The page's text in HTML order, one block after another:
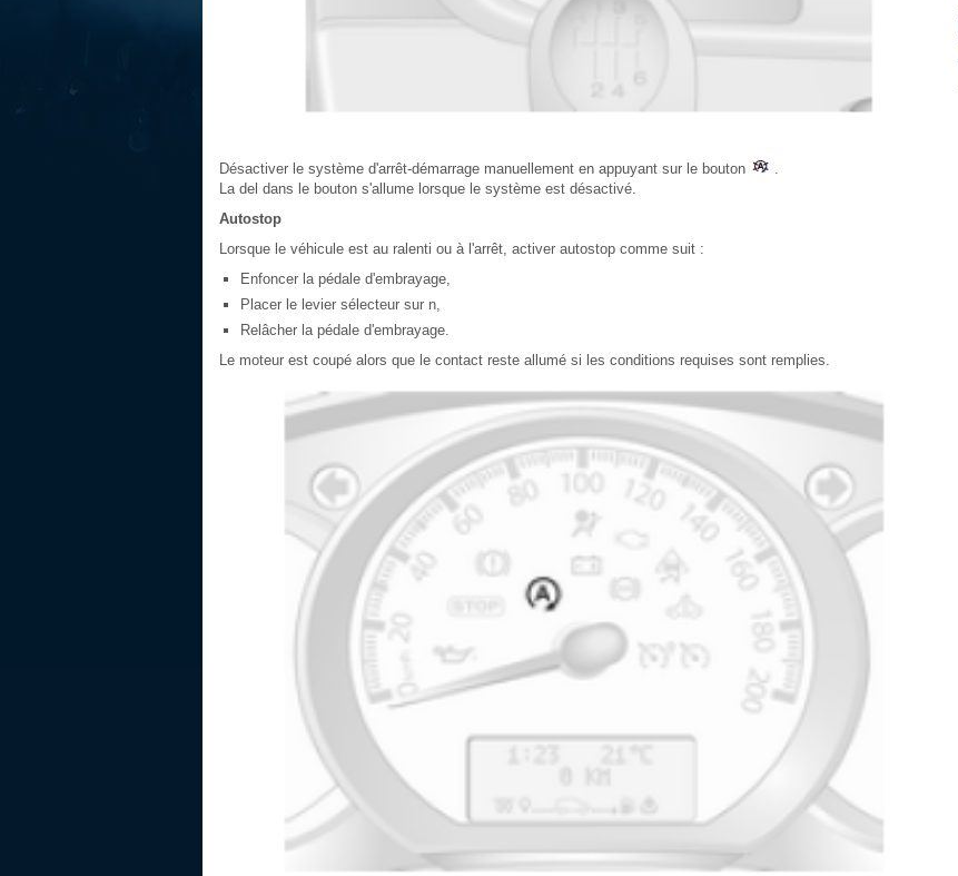
Désactiver le système d'arrêt-démarrage manuellement en appuyant sur le bouton
La del dans le bouton s'allume lorsque le système est désactivé.
Autostop
Lorsque le véhicule est au ralenti ou à l'arrêt, activer autostop comme suit :
Enfoncer la pédale d'embrayage,
Placer le levier sélecteur sur n,
Relâcher la pédale d'embrayage.
Le moteur est coupé alors que le contact reste allumé si les conditions requises sont remplies.